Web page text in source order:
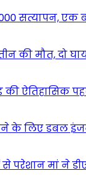
सत्यापन, एक
की मौत, दो
की ऐतिहासिक
के लिए डबल
परेशान मां ने